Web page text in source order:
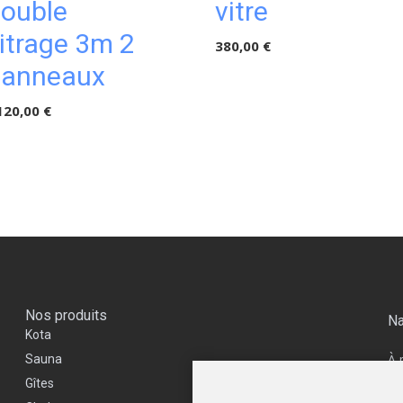
3m 2
€
vitre
380,00 €
Nos produits
Kota
Sauna
Gîtes
À